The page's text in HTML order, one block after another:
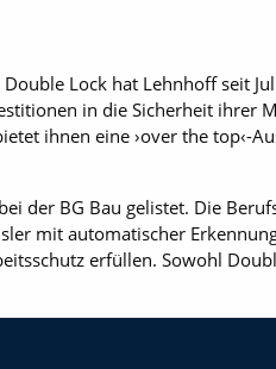
Lock hat Lehnhoff seit
in die Sicherheit ihrer
ihnen eine ›over the top‹-
der BG Bau gelistet. Die
mit automatischer
erfüllen. Sowohl